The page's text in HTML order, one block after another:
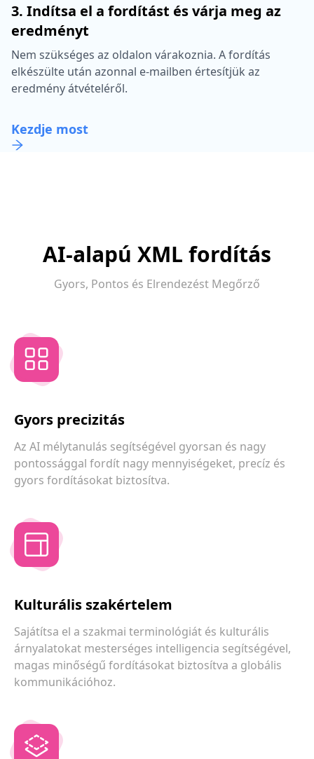
3. Indítsa el a fordítást és várja meg az
eredményt
Nem szükséges az oldalon várakoznia. A fordítás
elkészülte után azonnal e-mailben értesítjük az
eredmény átvételéről.
Kezdje most
AI-alapú XML fordítás
Gyors, Pontos és Elrendezést Megőrző
Gyors precizitás
Az AI mélytanulás segítségével gyorsan és nagy
pontossággal fordít nagy mennyiségeket, precíz és
gyors fordításokat biztosítva.
Kulturális szakértelem
Sajátítsa el a szakmai terminológiát és kulturális
árnyalatokat mesterséges intelligencia segítségével,
magas minőségű fordításokat biztosítva a globális
kommunikációhoz.